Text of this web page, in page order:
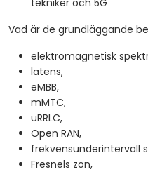
tekniker och 5G
Vad är de grundläggande
elektromagnetisk
latens,
eMBB,
mMTC,
uRRLC,
Open RAN,
frekvensunderintervall
Fresnels zon,